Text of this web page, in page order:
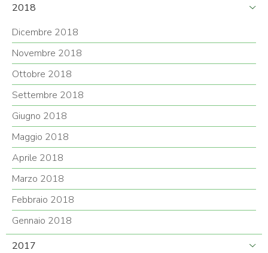
2018
Dicembre 2018
Novembre 2018
Ottobre 2018
Settembre 2018
Giugno 2018
Maggio 2018
Aprile 2018
Marzo 2018
Febbraio 2018
Gennaio 2018
2017